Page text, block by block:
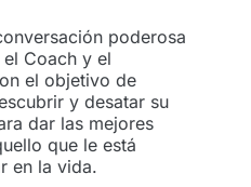
poderosa
el Coach y el
el objetivo de
y desatar su
dar las mejores
que le está
en la vida.